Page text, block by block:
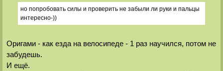
но попробовать силы и проверить не забыли ли руки и пальцы
интересно-))
Оригами - как езда на велосипеде - 1 раз научился, потом не
забудешь.
И ещё.